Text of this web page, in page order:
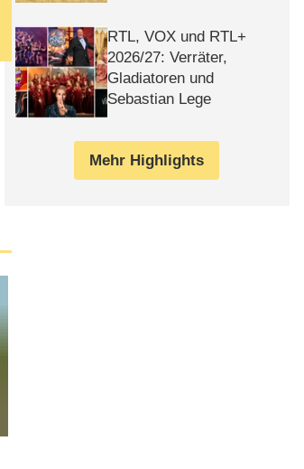
RTL, VOX und RTL+
2026/​27: Verräter,
Gladiatoren und
Sebastian Lege
Mehr Highlights